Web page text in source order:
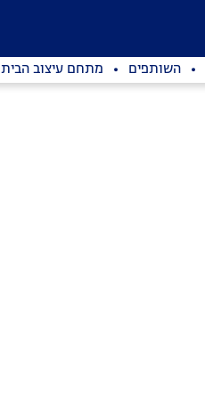
השותפים מתחם עיצוב הבית